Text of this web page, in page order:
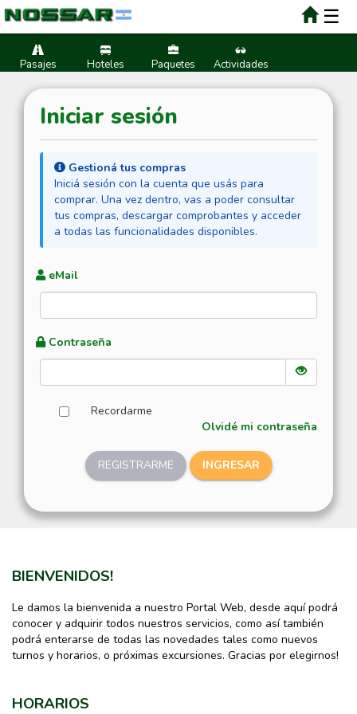
☰
Pasajes Hoteles Paquetes Actividades
Iniciar sesión
Gestioná tus compras
Iniciá sesión con la cuenta que usás para
comprar. Una vez dentro, vas a poder consultar
tus compras, descargar comprobantes y acceder
a todas las funcionalidades disponibles.
eMail
Contraseña
Recordarme
Olvidé mi contraseña
REGISTRARME INGRESAR
BIENVENIDOS!
Le damos la bienvenida a nuestro Portal Web, desde aquí podrá
conocer y adquirir todos nuestros servicios, como así también
podrá enterarse de todas las novedades tales como nuevos
turnos y horarios, o próximas excursiones. Gracias por elegirnos!
HORARIOS